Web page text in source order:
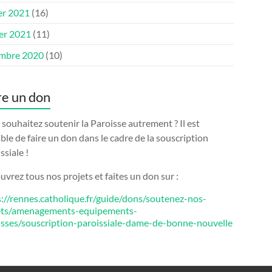
2021 (16)
2021 (11)
2020 (10)
un don
souhaitez soutenir la Paroisse autrement ? Il est
de faire un don dans le cadre de la souscription
!
tous nos projets et faites un don sur :
rennes.catholique.fr/guide/dons/soutenez-nos-
amenagements-equipements-
souscription-paroissiale-dame-de-bonne-nouvelle